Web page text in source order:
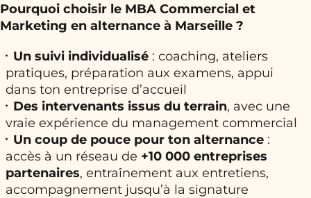
Pourquoi choisir le MBA Commercial et
Marketing en alternance à Marseille ?
Un suivi individualisé : coaching, ateliers
pratiques, préparation aux examens, appui
dans ton entreprise d’accueil
Des intervenants issus du terrain, avec une
vraie expérience du management commercial
Un coup de pouce pour ton alternance :
accès à un réseau de +10 000 entreprises
partenaires, entraînement aux entretiens,
accompagnement jusqu’à la signature